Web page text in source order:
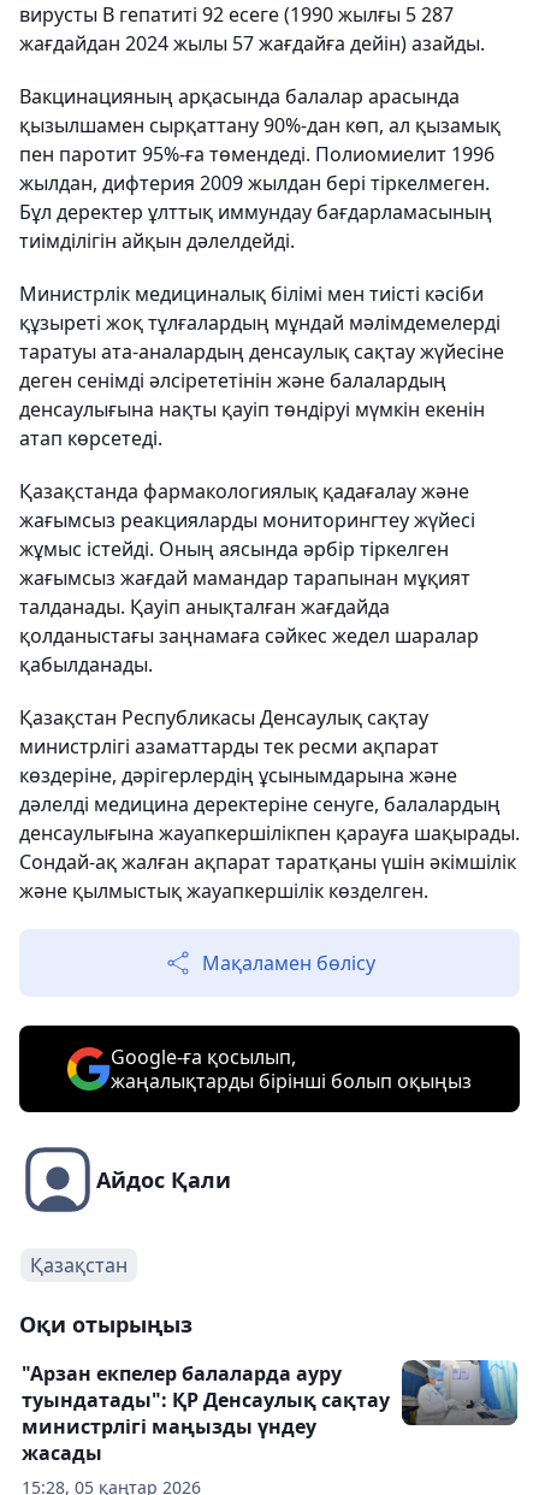
вирусты В гепатиті 92 есеге (1990 жылғы 5 287
жағдайдан 2024 жылы 57 жағдайға дейін) азайды.
Вакцинацияның арқасында балалар арасында
қызылшамен сырқаттану 90%-дан көп, ал қызамық
пен паротит 95%-ға төмендеді. Полиомиелит 1996
жылдан, дифтерия 2009 жылдан бері тіркелмеген.
Бұл деректер ұлттық иммундау бағдарламасының
тиімділігін айқын дәлелдейді.
Министрлік медициналық білімі мен тиісті кәсіби
құзыреті жоқ тұлғалардың мұндай мәлімдемелерді
таратуы ата-аналардың денсаулық сақтау жүйесіне
деген сенімді әлсірететінін және балалардың
денсаулығына нақты қауіп төндіруі мүмкін екенін
атап көрсетеді.
Қазақстанда фармакологиялық қадағалау және
жағымсыз реакцияларды мониторингтеу жүйесі
жұмыс істейді. Оның аясында әрбір тіркелген
жағымсыз жағдай мамандар тарапынан мұқият
талданады. Қауіп анықталған жағдайда
қолданыстағы заңнамаға сәйкес жедел шаралар
қабылданады.
Қазақстан Республикасы Денсаулық сақтау
министрлігі азаматтарды тек ресми ақпарат
көздеріне, дәрігерлердің ұсынымдарына және
дәлелді медицина деректеріне сенуге, балалардың
денсаулығына жауапкершілікпен қарауға шақырады.
Сондай-ақ жалған ақпарат таратқаны үшін әкімшілік
және қылмыстық жауапкершілік көзделген.
Мақаламен бөлісу
Google-ға қосылып,
жаңалықтарды бірінші болып оқыңыз
Айдос Қали
Қазақстан
Оқи отырыңыз
15:28, 05 қаңтар 2026
"Арзан екпелер балаларда ауру
туындатады": ҚР Денсаулық сақтау
министрлігі маңызды үндеу
жасады